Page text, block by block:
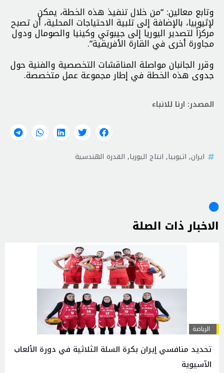
وتابع معالين: “من خلال تنفيذ هذه الخطة، يمكن
لإثيوبيا، بالإضافة إلى تلبية الاحتياجات المحلية، أن تصبح
مركزاً لتصدير اليوريا إلى جيبوتي وكينيا والصومال ودول
مجاورة أخرى في القارة الأفريقية”.
وقرر الجانبان مواصلة المناقشات التخصصية والفنية حول
جدوى هذه الخطة في إطار مجموعة عمل متخصصة.
المصدر: ارنا للانباء
ايران, اثيوبيا, انتاج اليوريا, القدرة الهندسية
الاخبار ذات الصلة
الرياضة
تحديد منافسي إيران بكرة السلة الثلاثية في دورة الألعاب
الآسيوية